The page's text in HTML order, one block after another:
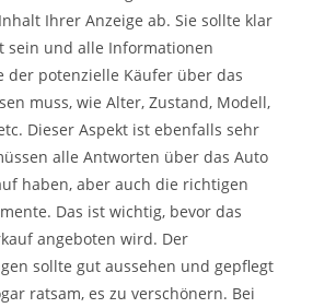
Ihrer Anzeige ab. Sie sollte klar
sein und alle Informationen
der potenzielle Käufer über das
muss, wie Alter, Zustand, Modell,
Dieser Aspekt ist ebenfalls sehr
alle Antworten über das Auto
haben, aber auch die richtigen
Das ist wichtig, bevor das
angeboten wird. Der
sollte gut aussehen und gepflegt
ratsam, es zu verschönern. Bei